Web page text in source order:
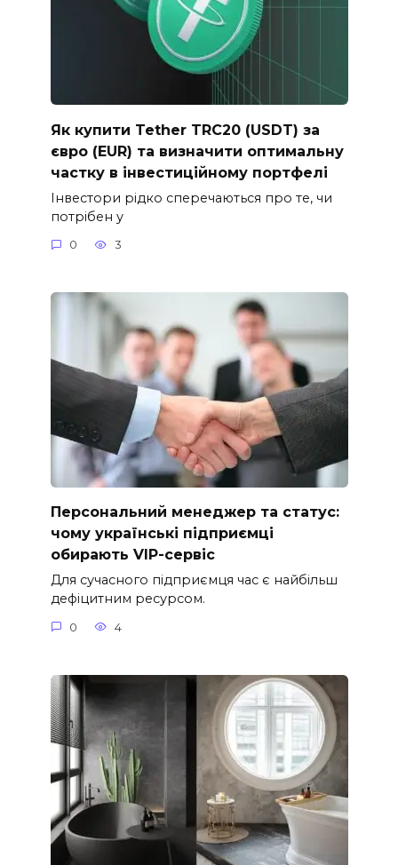
Як купити Tether TRC20 (USDT) за
євро (EUR) та визначити оптимальну
частку в інвестиційному портфелі
Інвестори рідко сперечаються про те, чи
потрібен у
0 3
Персональний менеджер та статус:
чому українські підприємці
обирають VIP-сервіс
Для сучасного підприємця час є найбільш
дефіцитним ресурсом.
0 4